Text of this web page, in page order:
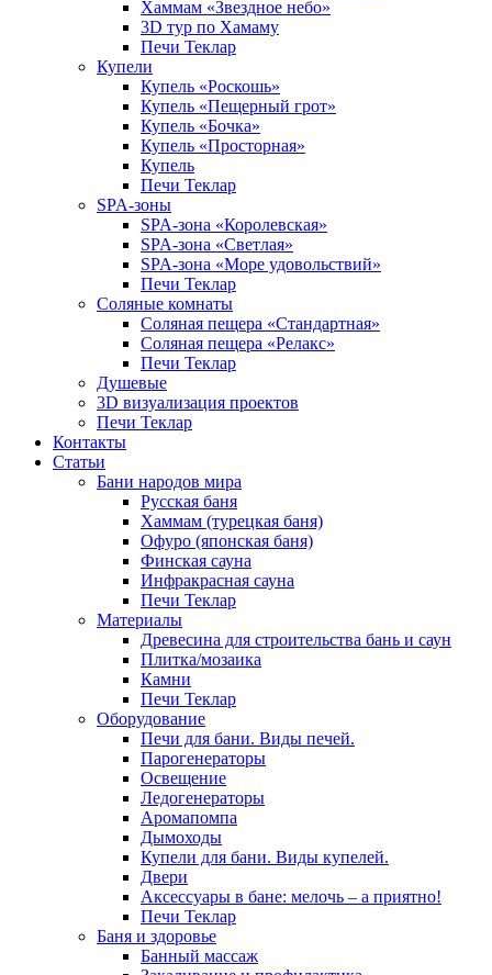
Хаммам «Звездное небо»
3D тур по Хамаму
Печи Теклар
Купели
Купель «Роскошь»
Купель «Пещерный грот»
Купель «Бочка»
Купель «Просторная»
Купель
Печи Теклар
SPA-зоны
SPA-зона «Королевская»
SPA-зона «Светлая»
SPA-зона «Море удовольствий»
Печи Теклар
Соляные комнаты
Соляная пещера «Стандартная»
Соляная пещера «Релакс»
Печи Теклар
Душевые
3D визуализация проектов
Печи Теклар
Контакты
Статьи
Бани народов мира
Русская баня
Хаммам (турецкая баня)
Офуро (японская баня)
Финская сауна
Инфракрасная сауна
Печи Теклар
Материалы
Древесина для строительства бань и саун
Плитка/мозаика
Камни
Печи Теклар
Оборудование
Печи для бани. Виды печей.
Парогенераторы
Освещение
Ледогенераторы
Аромапомпа
Дымоходы
Купели для бани. Виды купелей.
Двери
Аксессуары в бане: мелочь – а приятно!
Печи Теклар
Баня и здоровье
Банный массаж